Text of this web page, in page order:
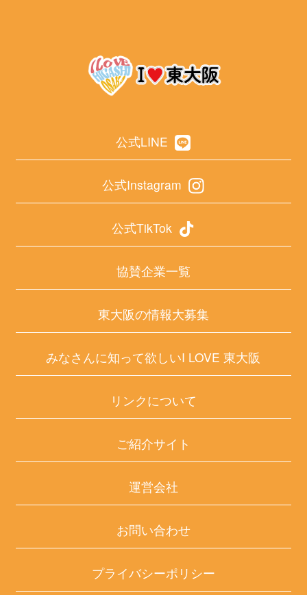
公式LINE
公式Instagram
公式TikTok
協賛企業一覧
東大阪の情報大募集
みなさんに知って欲しいI LOVE 東大阪
リンクについて
ご紹介サイト
運営会社
お問い合わせ
プライバシーポリシー